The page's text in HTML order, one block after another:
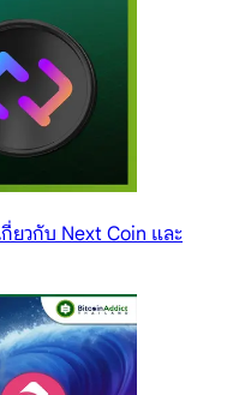
ยวกับ Next Coin และ